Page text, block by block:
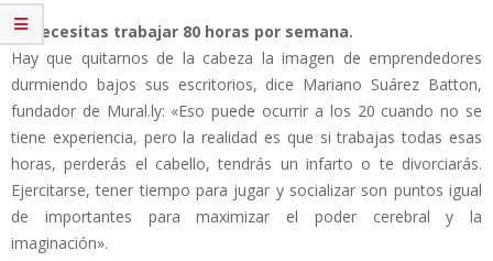
2. Necesitas trabajar 80 horas por semana.
Hay que quitarnos de la cabeza la imagen de emprendedores
durmiendo bajos sus escritorios, dice Mariano Suárez Batton,
fundador de Mural.ly: «Eso puede ocurrir a los 20 cuando no se
tiene experiencia, pero la realidad es que si trabajas todas esas
horas, perderás el cabello, tendrás un infarto o te divorciarás.
Ejercitarse, tener tiempo para jugar y socializar son puntos igual
de importantes para maximizar el poder cerebral y la
imaginación».